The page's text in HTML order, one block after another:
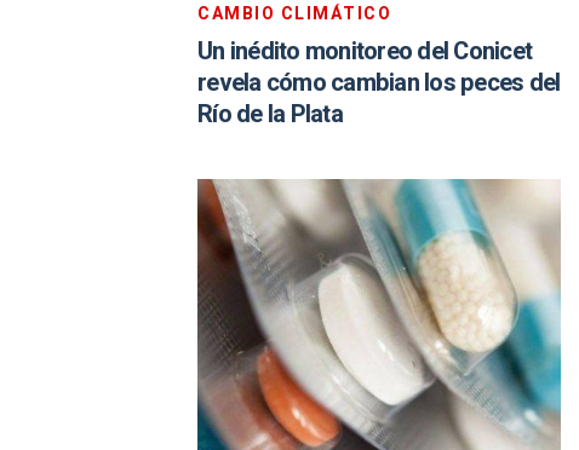
CAMBIO CLIMÁTICO
Un inédito monitoreo del Conicet
revela cómo cambian los peces del
Río de la Plata